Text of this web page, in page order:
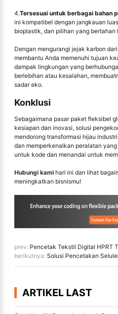
4.Tersesuai untuk berbagai bahan
ini kompatibel dengan jangkauan
bioplastik, dan pilihan yang bertahan
Dengan mengurangi jejak karbon
membantu Anda memenuhi tujuan
dampak lingkungan yang
berlebihan atau kesalahan,
sadar eko.
Konklusi
Sebagaimana pasar paket fleksibel
kesiapan dan inovasi, solusi
mendorong transformasi hijau
dan memperkenalkan peralatan
untuk kode dan menandai untuk
Hubungi kami hari ini dan lihat
meningkatkan bisnismu!
prev: Pencetak Tekstil Digital HPRT Transform Home
berikutnya: Solusi Pencetakan Seluler
ARTIKEL LAST